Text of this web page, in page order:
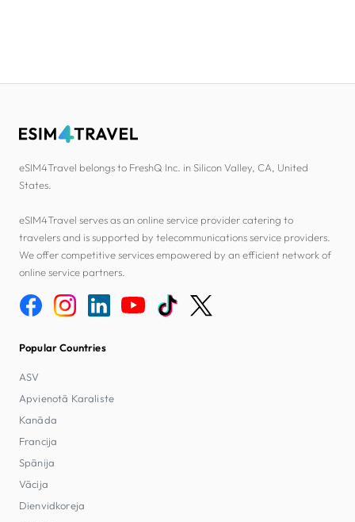
eSIM4Travel belongs to FreshQ Inc. in Silicon Valley, CA, United
States.
eSIM4Travel serves as an online service provider catering to
travelers and is supported by telecommunications service providers.
We offer competitive services empowered by an efficient network of
online service partners.
Popular Countries
ASV
Apvienotā Karaliste
Kanāda
Francija
Spānija
Vācija
Dienvidkoreja